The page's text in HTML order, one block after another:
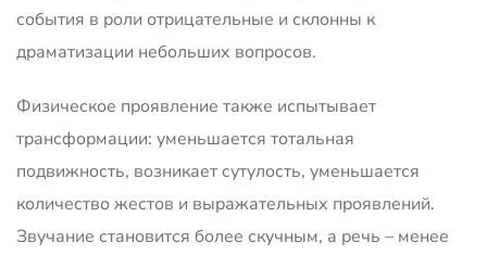
события в роли отрицательные и склонны к
драматизации небольших вопросов.
Физическое проявление также испытывает
трансформации: уменьшается тотальная
подвижность, возникает сутулость, уменьшается
количество жестов и выражательных проявлений.
Звучание становится более скучным, а речь – менее